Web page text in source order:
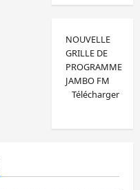
NOUVELLE
GRILLE DE
PROGRAMME
JAMBO FM
Télécharger